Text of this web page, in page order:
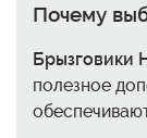
Почему
Брызговики
полезное